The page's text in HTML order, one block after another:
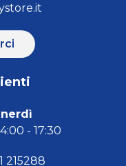
- 17:30
215288